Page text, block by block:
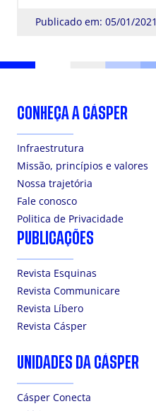
Publicado em: 05/01/2021
CONHEÇA A CÁSPER
Infraestrutura
Missão, princípios e valores
Nossa trajetória
Fale conosco
Politica de Privacidade
PUBLICAÇÕES
Revista Esquinas
Revista Communicare
Revista Líbero
Revista Cásper
UNIDADES DA CÁSPER
Cásper Conecta